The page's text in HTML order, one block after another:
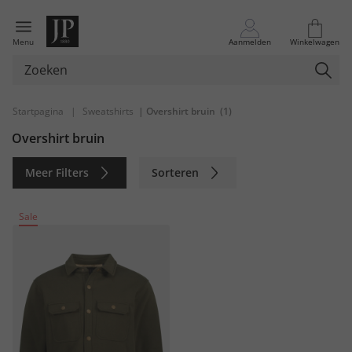
Menu Aanmelden Winkelwagen
Startpagina | Sweatshirts | Overshirt bruin (1)
Overshirt bruin
Meer Filters Sorteren
Sale